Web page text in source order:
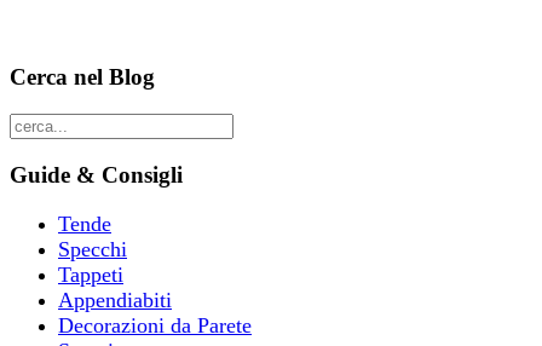
Cerca nel Blog
Guide & Consigli
Tende
Specchi
Tappeti
Appendiabiti
Decorazioni da Parete